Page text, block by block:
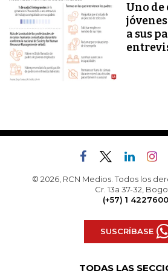
Uno de
a sus
© 2026, RCN Medios. Todos los
Cr. 13a 37-32,
(+57) 1 4227600
SUSCRÍBASE
TODAS LAS